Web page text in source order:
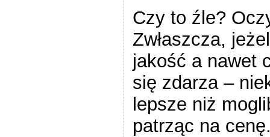
Czy to źle?
Zwłaszcza,
jakość a nawet
się zdarza –
lepsze niż
patrząc na